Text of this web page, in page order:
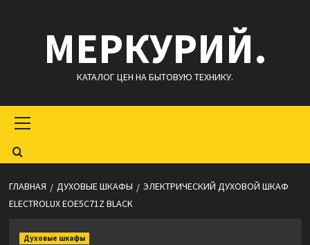
содержимомуМЕРКУРИЙ.
КАТАЛОГ ЦЕН НА БЫТОВУЮ ТЕХНИКУ.
меню
ГЛАВНАЯ ДУХОВЫЕ ШКАФЫ
ЭЛЕКТРИЧЕСКИЙ ДУХОВОЙ ШКАФ
ELECTROLUX EOE5C71Z BLACK
Духовые шкафы